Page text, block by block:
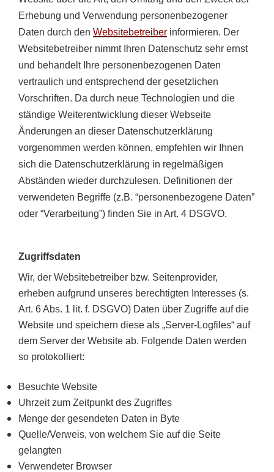
Erhebung und Verwendung personenbezogener
Daten durch den Websitebetreiber informieren. Der
Websitebetreiber nimmt Ihren Datenschutz sehr ernst
und behandelt Ihre personenbezogenen Daten
vertraulich und entsprechend der gesetzlichen
Vorschriften. Da durch neue Technologien und die
ständige Weiterentwicklung dieser Webseite
Änderungen an dieser Datenschutzerklärung
vorgenommen werden können, empfehlen wir Ihnen
sich die Datenschutzerklärung in regelmäßigen
Abständen wieder durchzulesen. Definitionen der
verwendeten Begriffe (z.B. “personenbezogene Daten”
oder “Verarbeitung”) finden Sie in Art. 4 DSGVO.
Zugriffsdaten
Wir, der Websitebetreiber bzw. Seitenprovider,
erheben aufgrund unseres berechtigten Interesses (s.
Art. 6 Abs. 1 lit. f. DSGVO) Daten über Zugriffe auf die
Website und speichern diese als „Server-Logfiles“ auf
dem Server der Website ab. Folgende Daten werden
so protokolliert:
Besuchte Website
Uhrzeit zum Zeitpunkt des Zugriffes
Menge der gesendeten Daten in Byte
Quelle/Verweis, von welchem Sie auf die Seite
gelangten
Verwendeter Browser